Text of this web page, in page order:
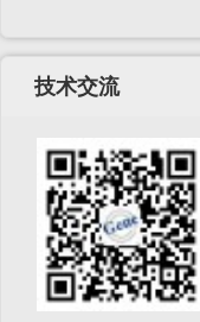
技术交流